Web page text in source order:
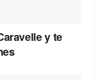
y te